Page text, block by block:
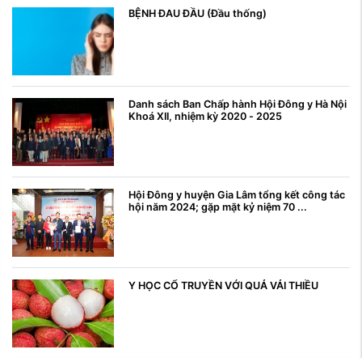
BỆNH ĐAU ĐẦU (Đầu thống)
Danh sách Ban Chấp hành Hội Đông y Hà Nội
Khoá XII, nhiệm kỳ 2020 - 2025
Hội Đông y huyện Gia Lâm tổng kết công tác
hội năm 2024; gặp mặt kỷ niệm 70 ...
Y HỌC CỔ TRUYỀN VỚI QUẢ VẢI THIỀU